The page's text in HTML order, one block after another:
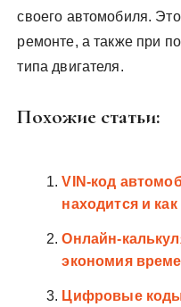
своего автомобиля.
ремонте, а также при
типа двигателя.
Похожие статьи:
VIN-код
находится и
Онлайн-
экономия
Цифровые коды